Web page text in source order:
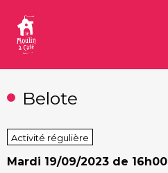
contenu
Belote
Activité régulière
Mardi 19/09/2023 de